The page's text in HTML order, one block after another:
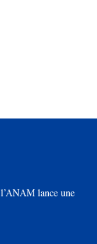
lance une